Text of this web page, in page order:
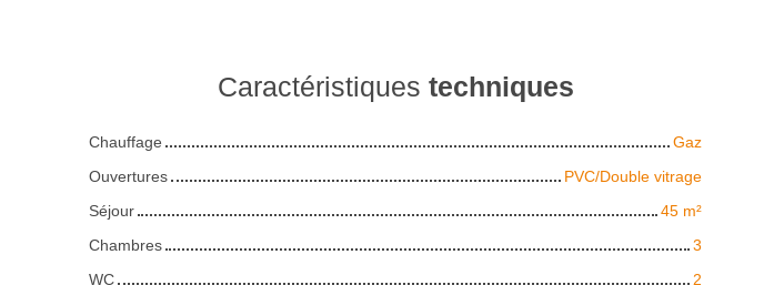
Caractéristiques techniques
Chauffage
Gaz
Ouvertures
PVC/Double vitrage
Séjour
45 m²
Chambres
3
WC
2